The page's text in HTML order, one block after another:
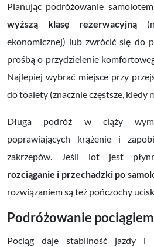
Planując podróżowanie
wyższą klasę rezerwacyjną
ekonomicznej) lub zwrócić się do
prośbą o przydzielenie
Najlepiej wybrać miejsce przy
do toalety (znacznie częstsze, kiedy
Długa podróż w ciąży
poprawiających krążenie i
zakrzepów. Jeśli lot jest
rozciąganie i przechadzki po
rozwiązaniem są też pończochy
Podróżowanie
Pociąg daje stabilność jazdy i